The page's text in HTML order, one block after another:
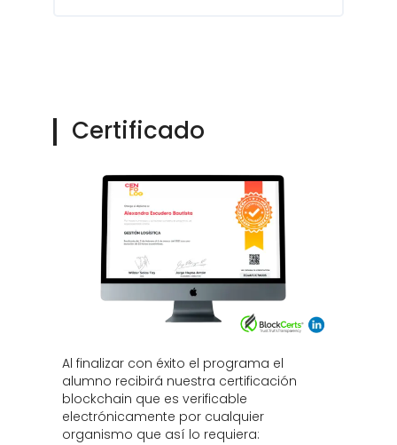
Certificado
Al finalizar con éxito el programa el
alumno recibirá nuestra certificación
blockchain que es verificable
electrónicamente por cualquier
organismo que así lo requiera: